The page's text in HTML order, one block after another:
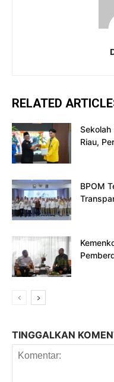
RELATED
Sekolah
Riau,
BPOM
TINGGALKAN